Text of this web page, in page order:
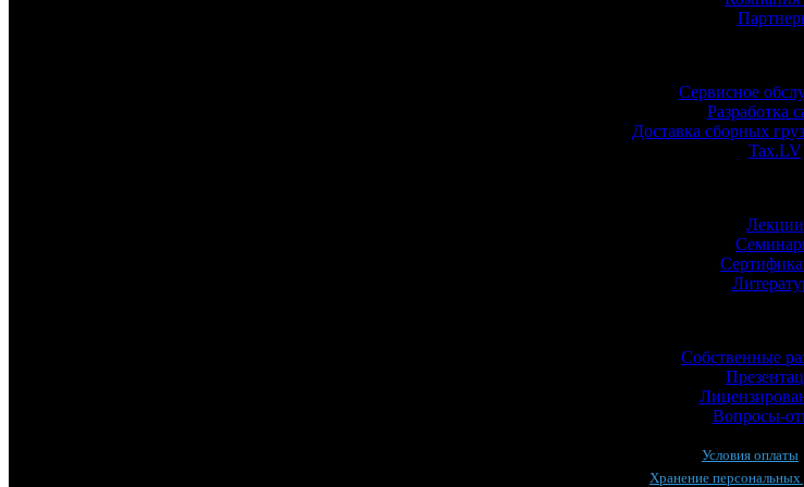
Сервисное
Разработка
Доставка сборных
Tax.LV
Лекции
Собственные
Вопросы-
Условия оплаты
Хранение